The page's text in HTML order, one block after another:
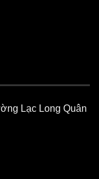
Lạc Long Quân